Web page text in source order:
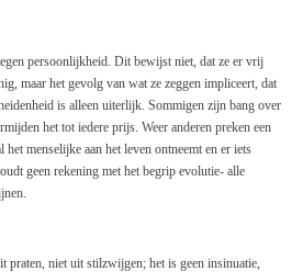
persoonlijkheid. Dit bewijst niet, dat ze er vrij
maar het gevolg van wat ze zeggen impliceert, dat
is alleen uiterlijk. Sommigen zijn bang over
het tot iedere prijs. Weer anderen preken een
menselijke aan het leven ontneemt en er iets
geen rekening met het begrip evolutie- alle
praten, niet uit stilzwijgen; het is geen insinuatie,